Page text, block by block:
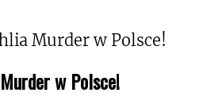
w Polsce!